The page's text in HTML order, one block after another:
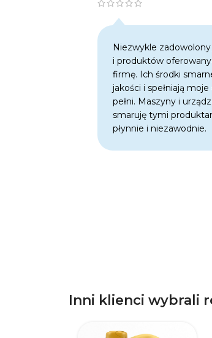
Niezwykle
i produktów
firmę. Ich środki
jakości i spełniają
pełni. Maszyny i
smaruję tymi
płynnie i niezawodnie.
Inni klienci wybrali